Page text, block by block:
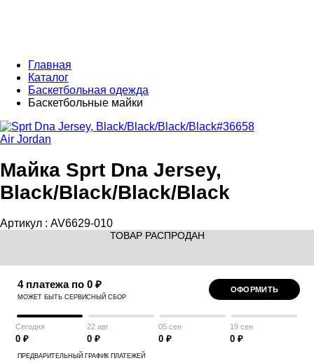
Главная
Каталог
Баскетбольная одежда
Баскетбольные майки
Air Jordan
Майка Sprt Dna Jersey,
Black/Black/Black/Black
Артикул : AV6629-010
ТОВАР РАСПРОДАН
4 платежа по 0 ₽
МОЖЕТ БЫТЬ СЕРВИСНЫЙ СБОР
ОФОРМИТЬ
Сегодня
0 ₽
22 авг
0 ₽
05 сен
0 ₽
19 сен
0 ₽
ПРЕДВАРИТЕЛЬНЫЙ ГРАФИК ПЛАТЕЖЕЙ